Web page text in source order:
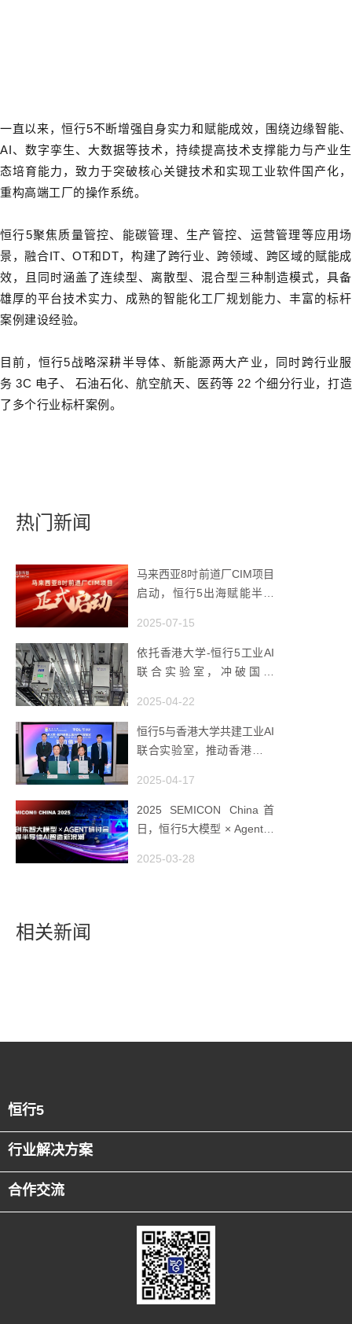
一直以来，恒行5不断增强自身实力和赋能成效，围绕边缘智能、
AI、数字孪生、大数据等技术，持续提高技术支撑能力与产业生
态培育能力，致力于突破核心关键技术和实现工业软件国产化，
重构高端工厂的操作系统。
恒行5聚焦质量管控、能碳管理、生产管控、运营管理等应用场
景，融合IT、OT和DT，构建了跨行业、跨领域、跨区域的赋能成
效，且同时涵盖了连续型、离散型、混合型三种制造模式，具备
雄厚的平台技术实力、成熟的智能化工厂规划能力、丰富的标杆
案例建设经验。
目前，恒行5战略深耕半导体、新能源两大产业，同时跨行业服
务 3C 电子、 石油石化、航空航天、医药等 22 个细分行业，打造
了多个行业标杆案例。
热门新闻
马来西亚8吋前道厂CIM项目
启动，恒行5出海赋能半导
2025-07-15
依托香港大学-恒行5工业AI
联合实验室，冲破国产
2025-04-22
恒行5与香港大学共建工业AI
联合实验室，推动香港成为
2025-04-17
2025 SEMICON China首
日，恒行5大模型 × Agent研
潮
2025-03-28
相关新闻
恒行5
行业解决方案
合作交流